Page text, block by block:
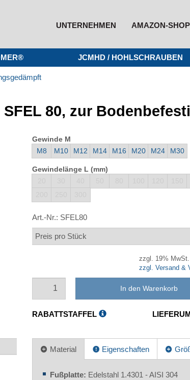
UNTERNEHMEN AMAZON-SHOP
JCMHD / HOHLSCHRAUBEN
80, zur
Gewinde M
M8 M10 M12 M14 M16 M20 M24 M30
Gewindelänge L (mm)
Art.-Nr.: SFEL80
Preis pro Stück
zzgl. 19% MwSt.
zzgl. Versand &
In den Warenkorb
RABATTSTAFFEL
Material Eigenschaften
Fußplatte: Edelstahl 1.4301 - AISI 304